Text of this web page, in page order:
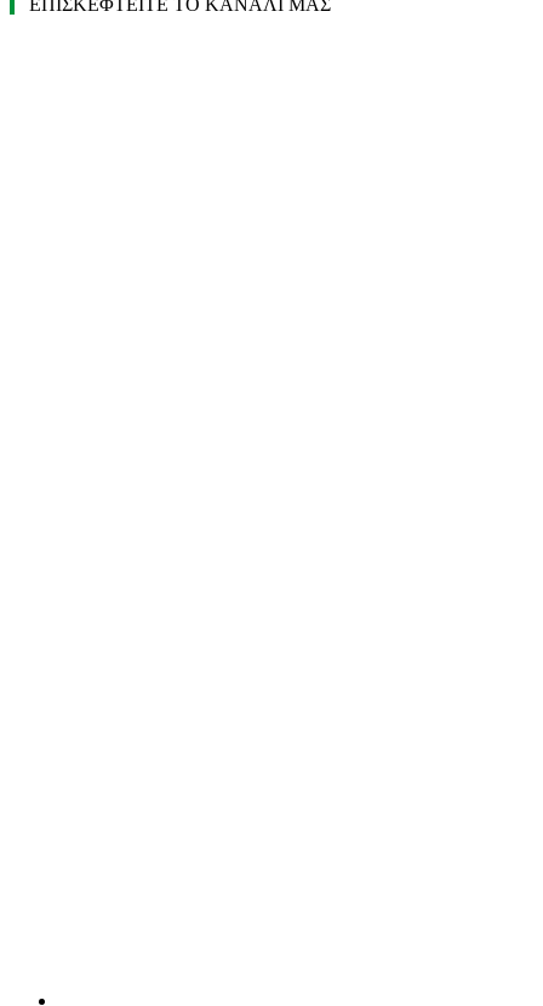
ΕΠΙΣΚΕΦΤΕΙΤΕ ΤΟ ΚΑΝΑΛΙ ΜΑΣ